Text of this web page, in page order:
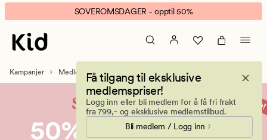
Medlemsfest
banner.
Klikk
ESCAPE
å
SOVEROMSDAGER - opptil 50%
Få tilgang til eksklusive
medlemspriser!
Logg inn eller bli medlem for å få fri frakt
fra 799,- og eksklusive medlemstilbud.
Bli medlem / Logg inn
Kampanjer Medlemsfest